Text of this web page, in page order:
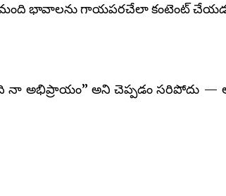
మంది భావాలను గాయపరచేలా కంటెంట్
నా అభిప్రాయం” అని చెప్పడం సరిపోదు —